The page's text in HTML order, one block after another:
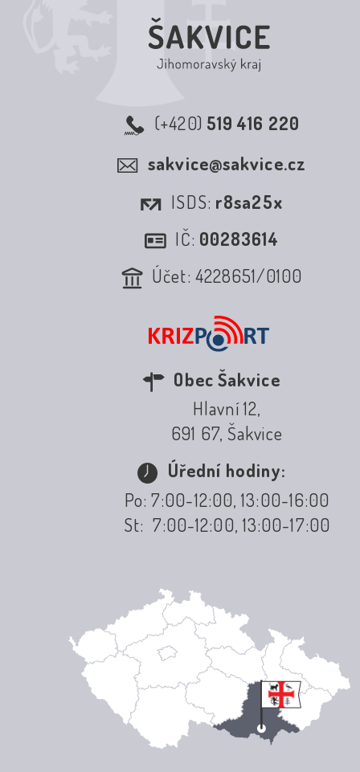
(+420) 519 416 220
sakvice@sakvice.cz
ISDS: r8sa25x
IČ: 00283614
Účet: 4228651/0100
Obec Šakvice
Hlavní 12,
691 67, Šakvice
Úřední hodiny:
Po: 7:00-12:00, 13:00-16:00
St: 7:00-12:00, 13:00-17:00